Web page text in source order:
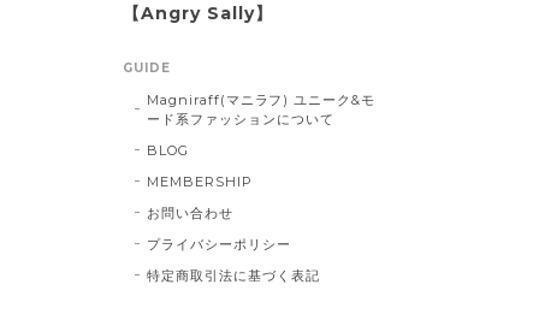
【Angry Sally】
GUIDE
Magniraff(マニラフ) ユニーク&モ
ード系ファッションについて
BLOG
MEMBERSHIP
お問い合わせ
プライバシーポリシー
特定商取引法に基づく表記